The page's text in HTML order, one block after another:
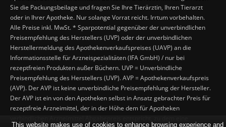
Sie die Packungsbeilage und fragen Sie Ihre Tierärztin, Ihren Tierarzt
oder in Ihrer Apotheke. Nur solange Vorrat reicht. Irrtum vorbehalten.
Alle Preise inkl. MwSt. * Sparpotential gegenüber der unverbindlichen
Preisempfehlung des Herstellers (UVP) oder der unverbindlichen
Herstellermeldung des Apothekenverkaufspreises (UAVP) an die
Informationsstelle für Arzneispezialitäten (IFA GmbH) / nur bei
rezeptfreien Produkten außer Büchern. UVP = Unverbindliche
Preisempfehlung des Herstellers (UVP). AVP = Apothekenverkaufspreis
(AVP). Der AVP ist keine unverbindliche Preisempfehlung der Hersteller.
Der AVP ist ein von den Apotheken selbst in Ansatz gebrachter Preis für
rezeptfreie Arzneimittel, der in der Höhe dem für Apotheken
This website makes use of cookies to enhance browsing experience and